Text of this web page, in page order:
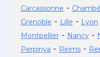
Carcassonne -
Grenoble - Lille - Lyon
Montpellier- Nancy-
Perpinya - Reims-